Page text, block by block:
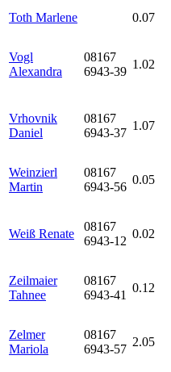
Toth Marlene
0.07
Vogl
Alexandra
08167
6943-39
1.02
Vrhovnik
Daniel
08167
6943-37
1.07
Weinzierl
Martin
08167
6943-56
0.05
Weiß Renate
08167
6943-12
0.02
Zeilmaier
Tahnee
08167
6943-41
0.12
Zelmer
Mariola
08167
6943-57
2.05